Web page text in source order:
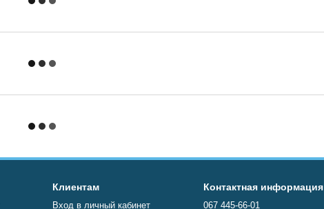
Клиентам
Вход в личный кабинет
Контактная информация
067 445-66-01